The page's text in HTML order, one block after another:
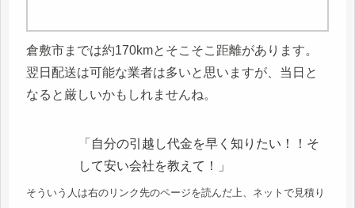
倉敷市までは約170kmとそこそこ距離があります。
翌日配送は可能な業者は多いと思いますが、当日と
なると厳しいかもしれませんね。
「自分の引越し代金を早く知りたい！！そ
して安い会社を教えて！」
そういう人は右のリンク先のページを読んだ上、ネットで見積り